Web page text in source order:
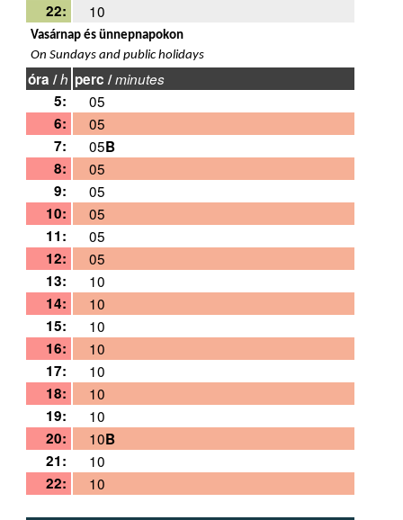
22:
10
Vasárnap és ünnepnapokon
On Sundays and public holidays
óra /h perc /minutes
5:
05
6:
05
7:
05B
8:
05
9:
05
10:
05
11:
05
12:
05
13:
10
14:
10
15:
10
16:
10
17:
10
18:
10
19:
10
20:
10B
21:
10
22:
10